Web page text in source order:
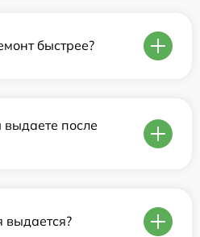
быстрее?
после
выдается?